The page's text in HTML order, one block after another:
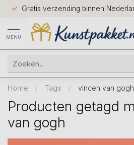
Gratis verzending binnen
MENU
Home / Tags / vincen van gogh
Producten getagd
van gogh